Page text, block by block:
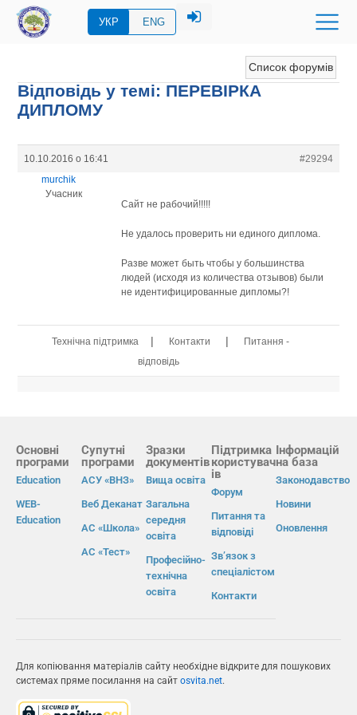
УКР ENG
Список форумів
Відповідь у темі: ПЕРЕВIРКА
ДИПЛОМУ
10.10.2016 о 16:41
#29294
murchik
Учасник
Сайт не рабочий!!!!!
Не удалось проверить ни единого диплома.
Разве может быть чтобы у большинства
людей (исходя из количества отзывов) были
не идентифицированные дипломы?!
Технічна підтримка | Контакти |
Питання -
відповідь
Основні
програми
Education
WEB-
Education
Супутні
програми
АСУ «ВНЗ»
Веб Деканат
АС «Школа»
АС «Тест»
Зразки
документів
Вища освіта
Загальна
середня
освіта
Професійно-
технічна
освіта
Підтримка
користувач
ів
Форум
Питання та
відповіді
Зв’язок з
спеціалістом
Контакти
Інформацій
на база
Законодавство
Новини
Оновлення
Для копіювання матеріалів сайту необхідне відкрите для пошукових
системах пряме посилання на сайт osvita.net.